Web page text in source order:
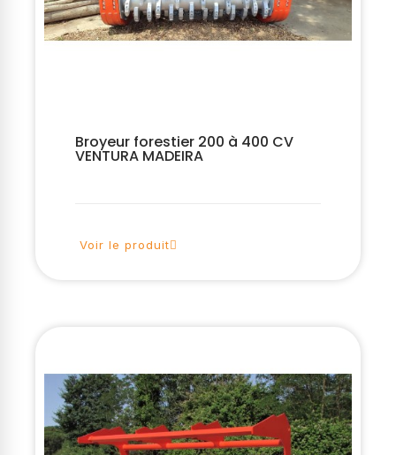
Broyeur forestier 200 à 400 CV
VENTURA MADEIRA
Voir le produit